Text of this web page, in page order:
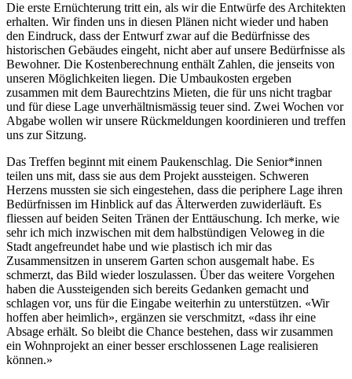
Die erste Ernüchterung tritt ein, als wir die Entwürfe des Architekten
erhalten. Wir finden uns in diesen Plänen nicht wieder und haben
den Eindruck, dass der Entwurf zwar auf die Bedürfnisse des
historischen Gebäudes eingeht, nicht aber auf unsere Bedürfnisse als
Bewohner. Die Kostenberechnung enthält Zahlen, die jenseits von
unseren Möglichkeiten liegen. Die Umbaukosten ergeben
zusammen mit dem Baurechtzins Mieten, die für uns nicht tragbar
und für diese Lage unverhältnismässig teuer sind. Zwei Wochen vor
Abgabe wollen wir unsere Rückmeldungen koordinieren und treffen
uns zur Sitzung.
Das Treffen beginnt mit einem Paukenschlag. Die Senior*innen
teilen uns mit, dass sie aus dem Projekt aussteigen. Schweren
Herzens mussten sie sich eingestehen, dass die periphere Lage ihren
Bedürfnissen im Hinblick auf das Älterwerden zuwiderläuft. Es
fliessen auf beiden Seiten Tränen der Enttäuschung. Ich merke, wie
sehr ich mich inzwischen mit dem halbstündigen Veloweg in die
Stadt angefreundet habe und wie plastisch ich mir das
Zusammensitzen in unserem Garten schon ausgemalt habe. Es
schmerzt, das Bild wieder loszulassen. Über das weitere Vorgehen
haben die Aussteigenden sich bereits Gedanken gemacht und
schlagen vor, uns für die Eingabe weiterhin zu unterstützen. «Wir
hoffen aber heimlich», ergänzen sie verschmitzt, «dass ihr eine
Absage erhält. So bleibt die Chance bestehen, dass wir zusammen
ein Wohnprojekt an einer besser erschlossenen Lage realisieren
können.»